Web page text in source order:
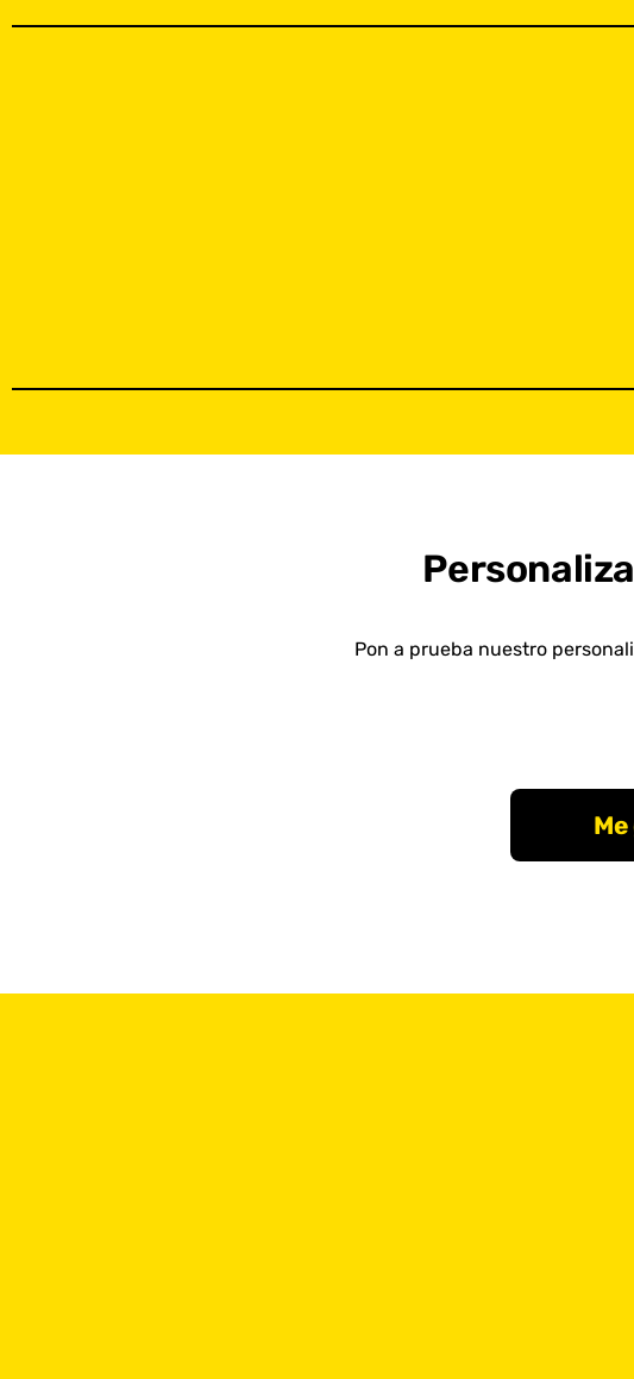
Pon a prueba nuestro